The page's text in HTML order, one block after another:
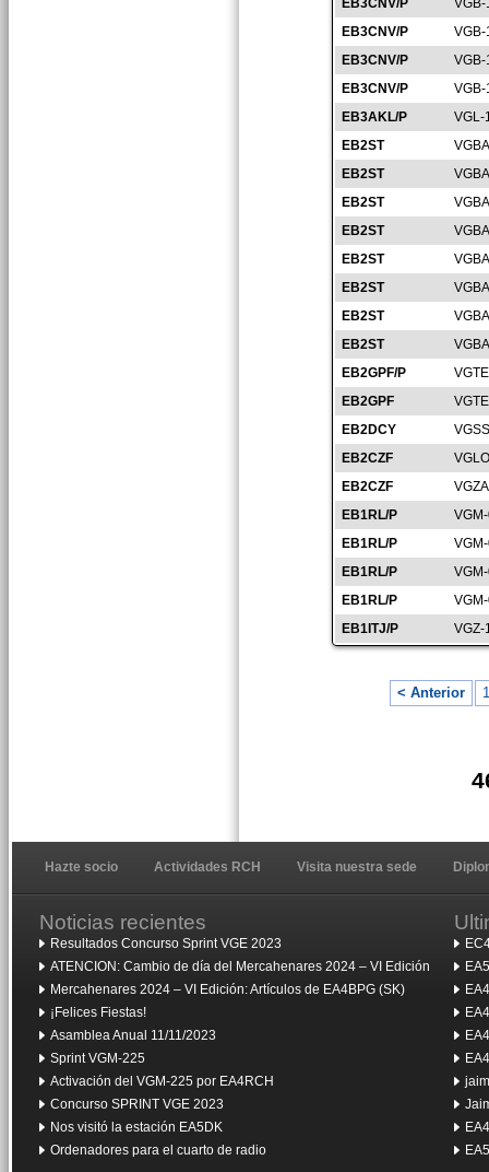
EB3CNV/P
EB3CNV/P
EB3CNV/P
EB3CNV/P
EB3AKL/P
VGL-
EB2ST
EB2ST
EB2ST
EB2ST
EB2ST
EB2ST
EB2ST
EB2ST
EB2GPF/P
EB2GPF
EB2DCY
EB2CZF
EB2CZF
EB1RL/P
EB1RL/P
EB1RL/P
EB1RL/P
EB1ITJ/P
VGZ-
< Anterior 1
Hazte socio Actividades RCH Visita nuestra sede
Noticias recientes
Resultados Concurso Sprint VGE 2023
ATENCION: Cambio de día del Mercahenares 2024 – VI Edición
Mercahenares 2024 – VI Edición: Artículos de EA4BPG (SK)
¡Felices Fiestas!
Asamblea Anual 11/11/2023
Sprint VGM-225
Activación del VGM-225 por EA4RCH
Concurso SPRINT VGE 2023
Nos visitó la estación EA5DK
Ordenadores para el cuarto de radio